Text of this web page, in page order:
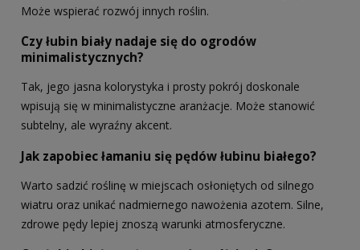
Może wspierać rozwój innych roślin.
Czy łubin biały nadaje się do ogrodów
minimalistycznych?
Tak, jego jasna kolorystyka i prosty pokrój doskonale
wpisują się w minimalistyczne aranżacje. Może stanowić
subtelny, ale wyraźny akcent.
Jak zapobiec łamaniu się pędów łubinu białego?
Warto sadzić roślinę w miejscach osłoniętych od silnego
wiatru oraz unikać nadmiernego nawożenia azotem. Silne,
zdrowe pędy lepiej znoszą warunki atmosferyczne.